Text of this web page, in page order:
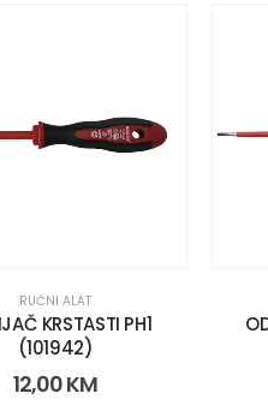
RUČNI ALAT
KRSTASTI PH1
(101942)
12,00KM